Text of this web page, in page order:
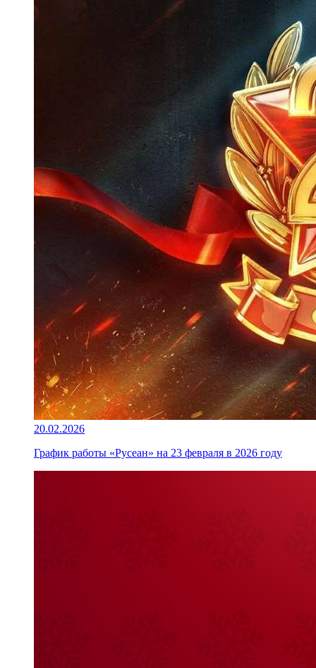
20.02.2026
График работы «Русеан» на 23 февраля в 2026 году